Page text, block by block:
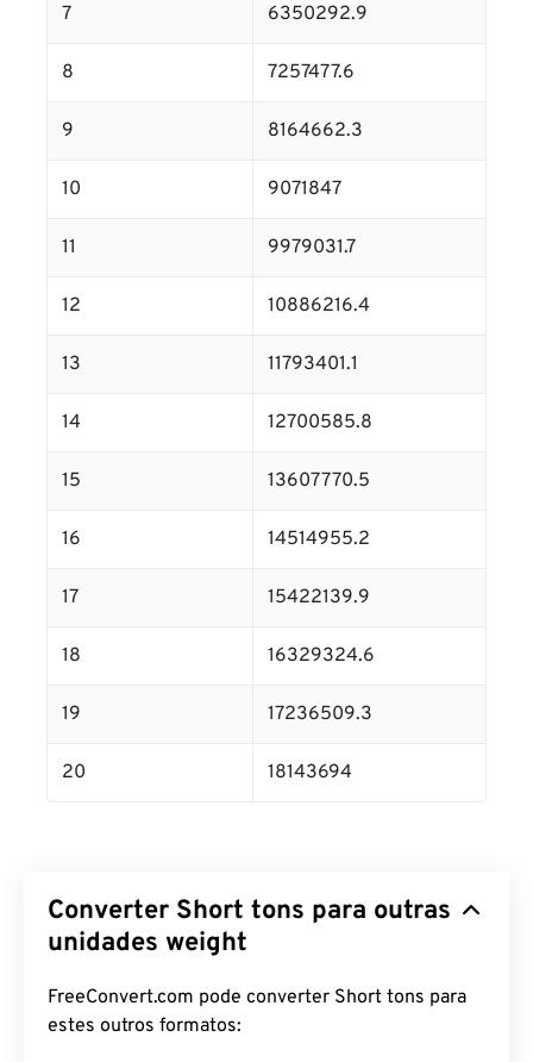
7 6350292.9
8 7257477.6
9 8164662.3
10 9071847
11 9979031.7
12 10886216.4
13 11793401.1
14 12700585.8
15 13607770.5
16 14514955.2
17 15422139.9
18 16329324.6
19 17236509.3
20 18143694
Converter Short tons para outras
unidades weight
FreeConvert.com pode converter Short tons para
estes outros formatos: